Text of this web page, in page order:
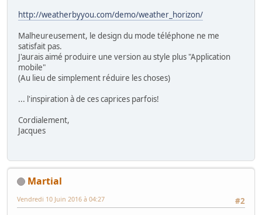
http://weatherbyyou.com/demo/weather_horizon/
Malheureusement, le design du mode téléphone ne me
satisfait pas.
J'aurais aimé produire une version au style plus "Application
mobile"
(Au lieu de simplement réduire les choses)
... l'inspiration à de ces caprices parfois!
Cordialement,
Jacques
Martial
#2
Vendredi 10 Juin 2016 à 04:27